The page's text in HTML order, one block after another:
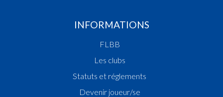
INFORMATIONS
FLBB
Les clubs
Statuts et réglements
Devenir joueur/se